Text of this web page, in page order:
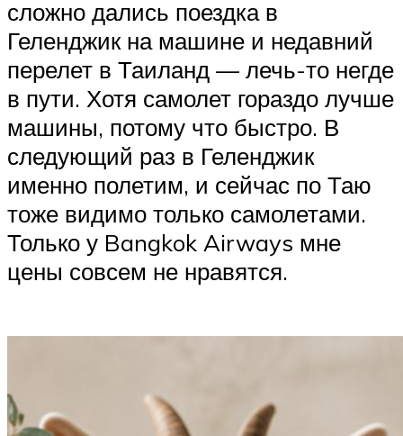
сложно дались поездка в
Геленджик на машине и недавний
перелет в Таиланд — лечь-то негде
в пути. Хотя самолет гораздо лучше
машины, потому что быстро. В
следующий раз в Геленджик
именно полетим, и сейчас по Таю
тоже видимо только самолетами.
Только у Bangkok Airways мне
цены совсем не нравятся.